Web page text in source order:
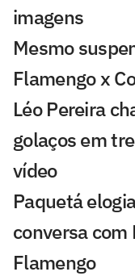
imagens
Mesmo
Flamengo x
Léo Pereira
golaços em
vídeo
Paquetá
conversa com
Flamengo